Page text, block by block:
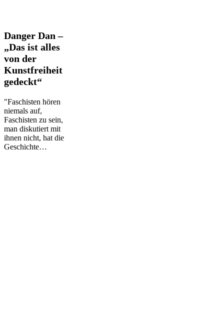
Danger
Dan
–
„Das
ist
alles
von
Kunstfreiheit
gedeckt“
Danger Dan –
„Das ist alles
von der
Kunstfreiheit
gedeckt“
"Faschisten hören
niemals auf,
Faschisten zu sein,
man diskutiert mit
ihnen nicht, hat die
Geschichte…